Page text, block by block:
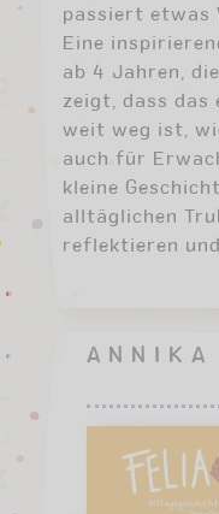
passiert etwas
Eine
ab 4 Jahren,
zeigt, dass das
weit weg ist,
auch für
kleine
alltäglichen
reflektieren
ANNIKA